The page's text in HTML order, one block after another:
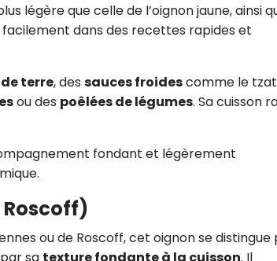
légère que celle de l’oignon jaune, ainsi
facilement dans des recettes rapides et
terre, des sauces froidescomme le
ou des poêlées de légumes. Sa cuisson
fondant et légèrement
Roscoff)
ou de Roscoff, cet oignon se distingue
sa texture fondante à la cuisson. Il